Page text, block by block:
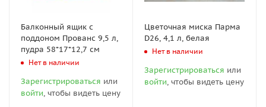
Балконный ящик с
поддоном Прованс 9,5 л,
пудра 58*17*12,7 см
Нет в наличии
Зарегистрироваться или
войти, чтобы видеть цену
Цветочная миска Парма
D26, 4,1 л, белая
Нет в наличии
Зарегистрироваться или
войти, чтобы видеть цену